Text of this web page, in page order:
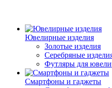
Ювелирные изделия
Золотые изделия
Серебряные
Футляры для
Смартфоны и гаджеты